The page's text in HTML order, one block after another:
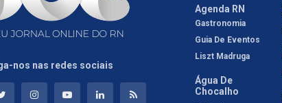
nos nas redes sociais
Agenda RN
Gastronomia
Guia De Eventos
Liszt Madruga
Água De
Chocalho